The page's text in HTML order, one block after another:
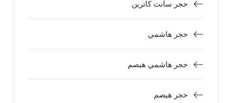
حجر سانت كاترين
حجر هاشمي
حجر هاشمي هيصم
حجر هيصم